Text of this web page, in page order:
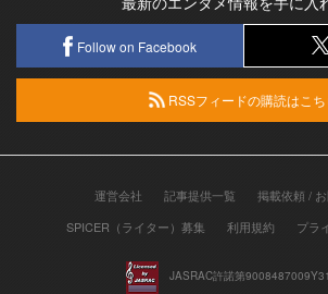
Follow on Facebook
RSSフィードの購読はこち
運営会社 記事提供一覧
掲載依頼 /
SPICER（ライター）募集
利用規約 プラ
JASRAC許諾第